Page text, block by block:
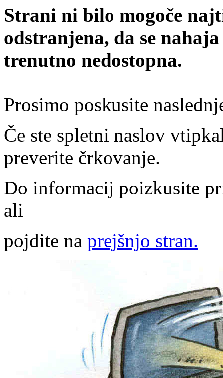
Strani ni bilo mogoče
odstranjena, da se
trenutno nedostopna.
Prosimo poskusite
Če ste spletni naslov
preverite črkovanje.
Do informacij poizkusite
ali
pojdite na prejšnjo stran.